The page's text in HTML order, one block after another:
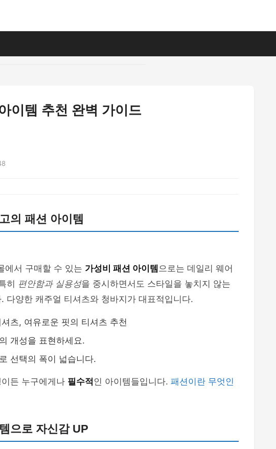
이템 추천 완벽 가이드
의 패션 아이템
에서 구매할 수 있는 가성비 패션 아이템 으로는 데일리 웨어
히 편안함과 실용성을 중시하면서도 스타일을 놓치지 않는
다양한 캐주얼 티셔츠와 청바지가 대표적입니다.
츠, 여유로운 핏의 티셔츠 추천
개성을 표현하세요.
선택의 폭이 넓습니다.
든 누구에게나 필수적 인 아이템들입니다. 패션이란 무엇인
으로 자신감 UP